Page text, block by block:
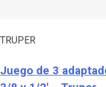
TRUPER
Juego de 3